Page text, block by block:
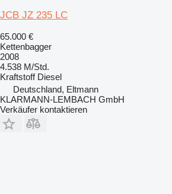
JCB JZ 235 LC
65.000 €
Kettenbagger
2008
4.538 M/Std.
Kraftstoff Diesel
Deutschland, Eltmann
KLARMANN-LEMBACH GmbH
Verkäufer kontaktieren